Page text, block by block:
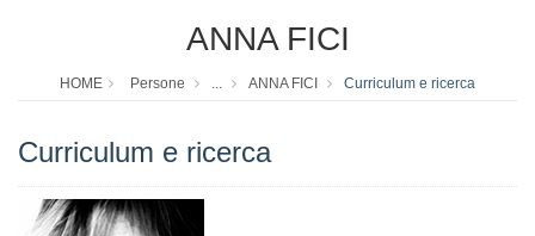
ANNA FICI
HOME Persone ... ANNA FICI Curriculum e ricerca
Curriculum e ricerca